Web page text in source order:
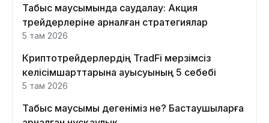
Табыс маусымында саудалау: Акция
трейдерлеріне арналған стратегиялар
5 там 2026
Криптотрейдерлердің TradFi мерзімсіз
келісімшарттарына ауысуының 5 себебі
5 там 2026
Табыс маусымы дегеніміз не? Бастаушыларға